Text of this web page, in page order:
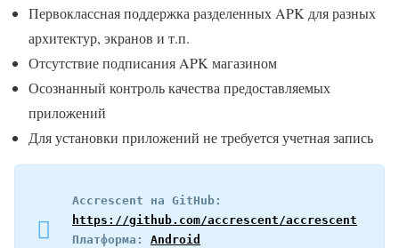
Первоклассная поддержка разделенных APK для разных
архитектур, экранов и т.п.
Отсутствие подписания APK магазином
Осознанный контроль качества предоставляемых
приложений
Для установки приложений не требуется учетная запись
https://github.com/accrescent/accrescent
Платформа: Android